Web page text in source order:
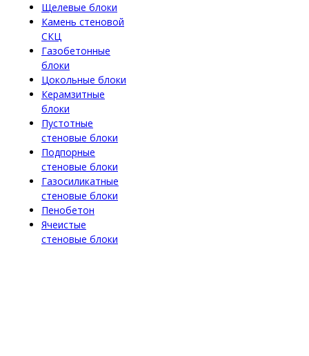
Щелевые блоки
Камень стеновой
СКЦ
Газобетонные
блоки
Цокольные блоки
Керамзитные
блоки
Пустотные
стеновые блоки
Подпорные
стеновые блоки
Газосиликатные
стеновые блоки
Пенобетон
Ячеистые
стеновые блоки